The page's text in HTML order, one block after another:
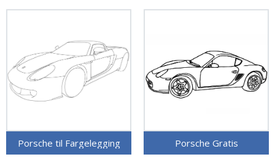
Porsche til Fargelegging Porsche Gratis